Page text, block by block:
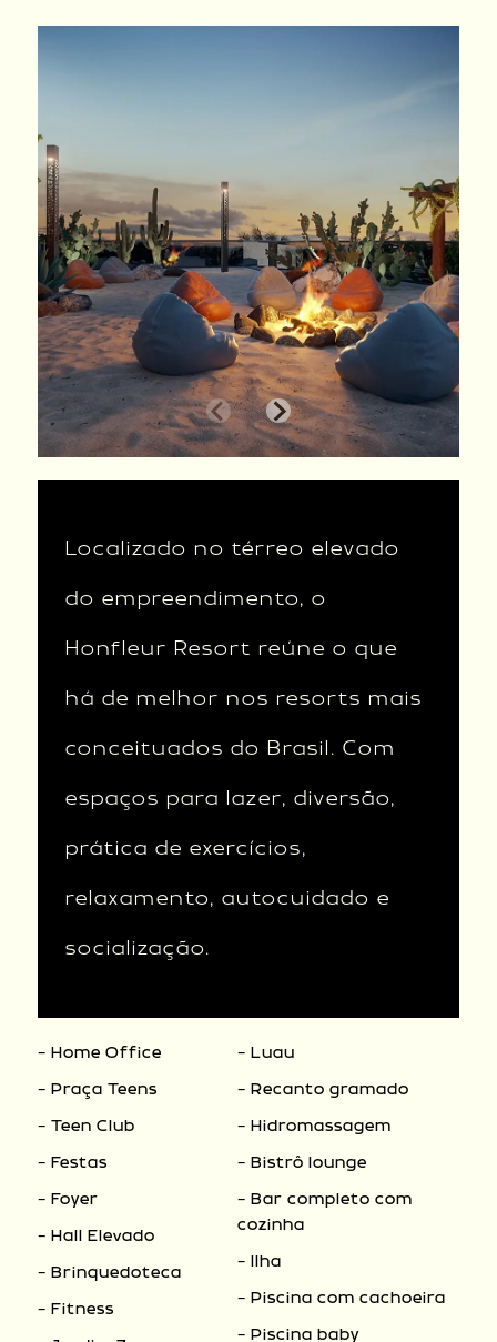
Localizado no térreo elevado
do empreendimento, o
Honfleur Resort reúne o que
há de melhor nos resorts mais
conceituados do Brasil. Com
espaços para lazer, diversão,
prática de exercícios,
relaxamento, autocuidado e
socialização.
- Home Office
- Praça Teens
- Teen Club
- Festas
- Foyer
- Hall Elevado
- Brinquedoteca
- Fitness
- Luau
- Recanto gramado
- Hidromassagem
- Bistrô lounge
- Bar completo com
cozinha
- Ilha
- Piscina com cachoeira
- Piscina baby